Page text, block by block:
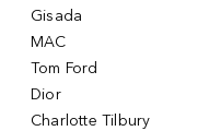
Gisada
MAC
Tom Ford
Dior
Charlotte Tilbury